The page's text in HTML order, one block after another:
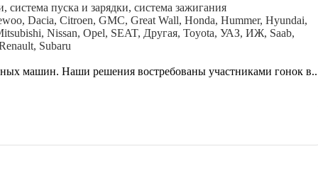
пуска и зарядки, система зажигания
Dacia, Citroen, GMC, Great Wall, Honda, Hummer, Hyundai,
Nissan, Opel, SEAT, Другая, Toyota, УАЗ, ИЖ, Saab,
Subaru
машин. Наши решения востребованы участниками гонок